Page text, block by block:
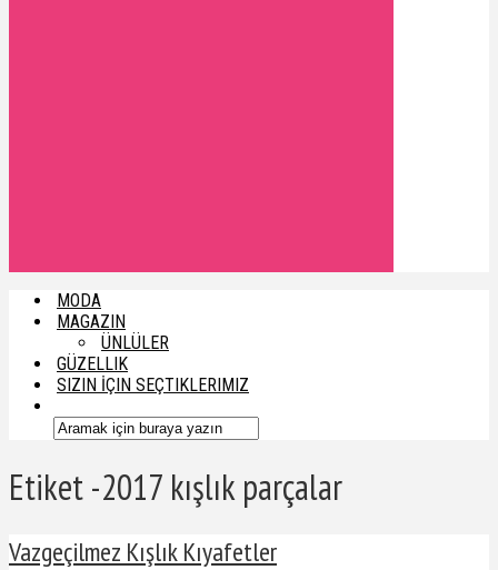
MODA
MAGAZIN
ÜNLÜLER
GÜZELLIK
SIZIN İÇIN SEÇTIKLERIMIZ
Etiket -2017 kışlık parçalar
Vazgeçilmez Kışlık Kıyafetler